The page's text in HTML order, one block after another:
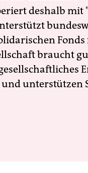
deshalb mit
braucht
unterstützen